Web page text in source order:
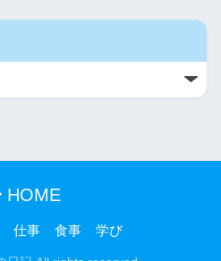
HOME
仕事 食事 学び